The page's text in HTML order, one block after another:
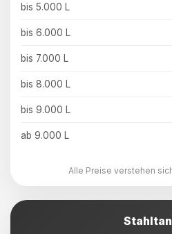
bis 5.000 L
bis 6.000 L
bis 7.000 L
bis 8.000 L
bis 9.000 L
ab 9.000 L
Alle Preise verstehen